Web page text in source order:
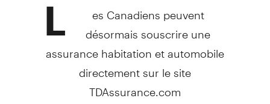
L
es Canadiens peuvent
désormais souscrire une
assurance habitation et automobile
directement sur le site
TDAssurance.com